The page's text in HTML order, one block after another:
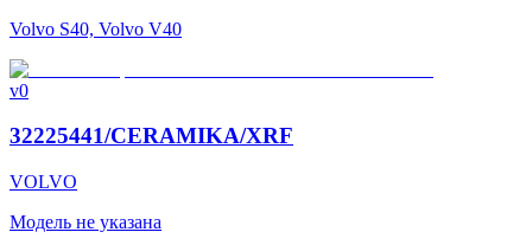
Volvo S40, Volvo V40
v0
32225441/CERAMIKA/XRF
VOLVO
Модель не указана